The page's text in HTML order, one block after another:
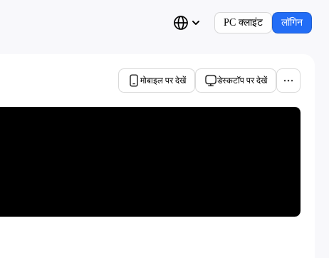
PC क्लाइंट लॉगिन
मोबाइल पर देखें डेस्कटॉप पर देखें